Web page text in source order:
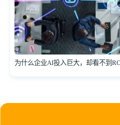
为什么企业AI投入巨大，却看不到